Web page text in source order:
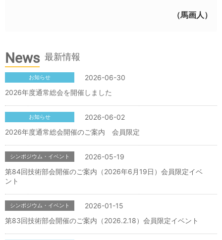
（馬画人）
News 最新情報
2026-06-30
お知らせ
2026年度通常総会を開催しました
2026-06-02
お知らせ
2026年度通常総会開催のご案内 会員限定
2026-05-19
シンポジウム・イベント
第84回技術部会開催のご案内（2026年6月19日）会員限定イベ
ント
2026-01-15
シンポジウム・イベント
第83回技術部会開催のご案内（2026.2.18）会員限定イベント